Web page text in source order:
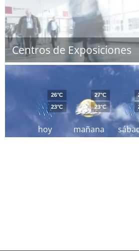
Centros de Exposiciones
hoy
26°C
23°C
mañana
27°C
23°C